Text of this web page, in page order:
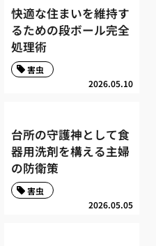
快適な住まいを維持す
るための段ボール完全
処理術
2026.05.10
害虫
台所の守護神として食
器用洗剤を構える主婦
の防衛策
2026.05.05
害虫